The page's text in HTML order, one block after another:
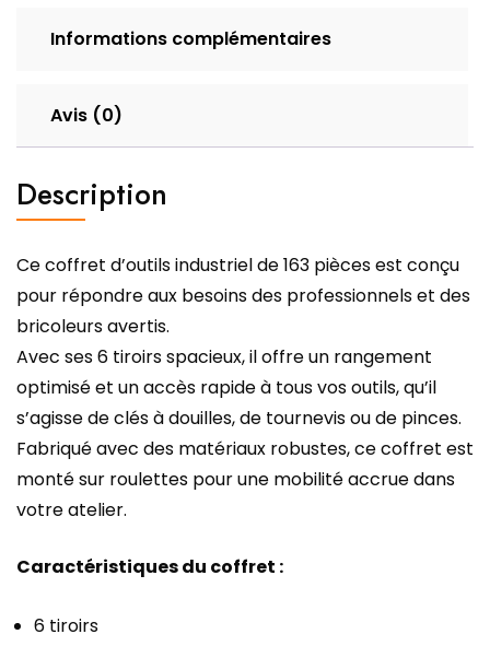
Informations complémentaires
Avis (0)
Description
Ce coffret d’outils industriel de 163 pièces est conçu
pour répondre aux besoins des professionnels et des
bricoleurs avertis.
Avec ses 6 tiroirs spacieux, il offre un rangement
optimisé et un accès rapide à tous vos outils, qu’il
s’agisse de clés à douilles, de tournevis ou de pinces.
Fabriqué avec des matériaux robustes, ce coffret est
monté sur roulettes pour une mobilité accrue dans
votre atelier.
Caractéristiques du coffret :
6 tiroirs